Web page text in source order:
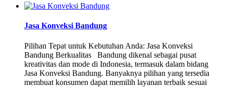
Jasa Konveksi Bandung
Pilihan Tepat untuk Kebutuhan Anda: Jasa Konveksi
Bandung Berkualitas Bandung dikenal sebagai pusat
kreativitas dan mode di Indonesia, termasuk dalam bidang
Jasa Konveksi Bandung. Banyaknya pilihan yang tersedia
membuat konsumen dapat memilih layanan terbaik sesuai